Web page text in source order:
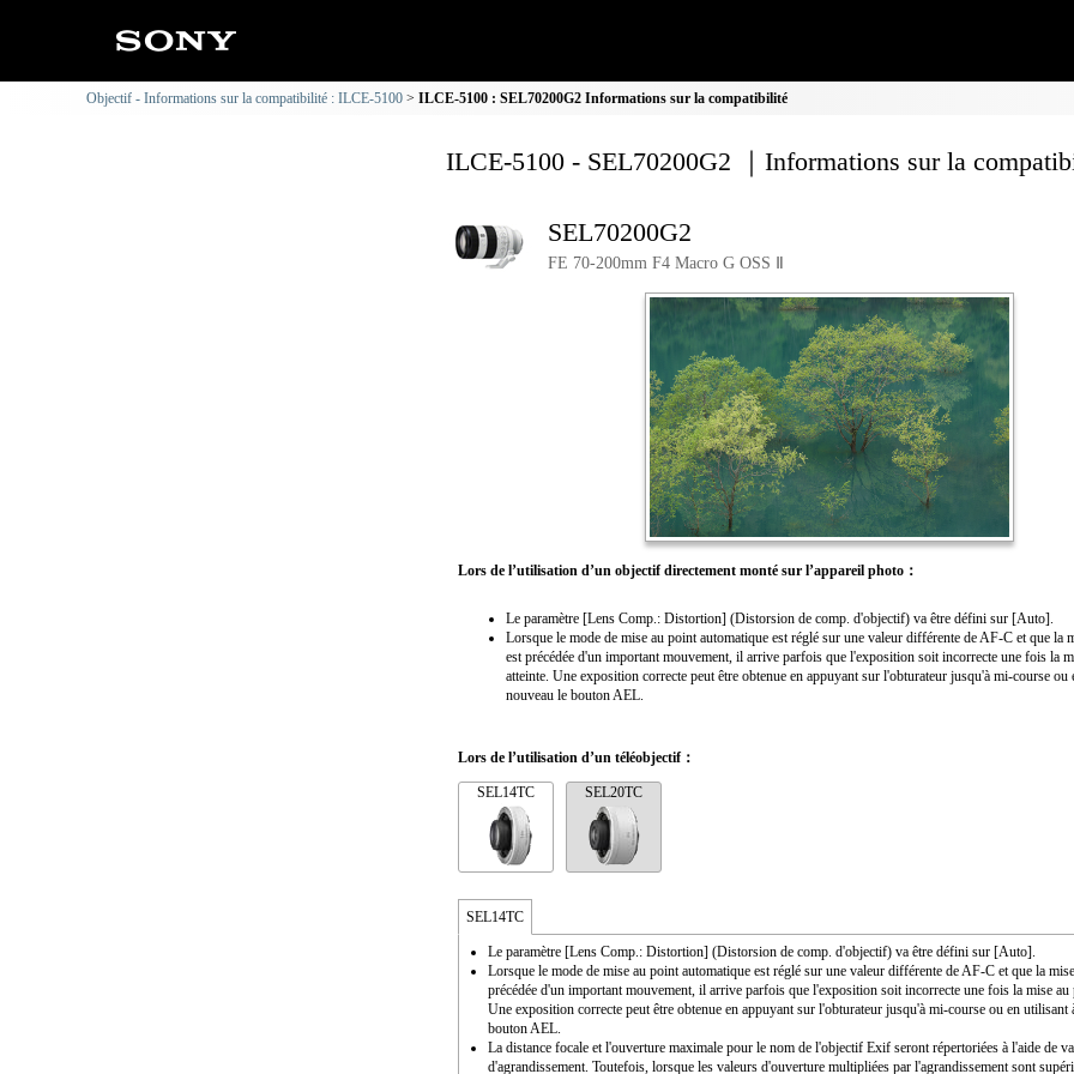
Objectif - Informations sur la compatibilité : ILCE-5100 ILCE-5100 : SEL70200G2 Informations sur la compatibilité
ILCE-5100 - SEL70200G2 ｜Informations sur la
SEL70200G2
FE 70-200mm F4 Macro G OSS Ⅱ
Lors de l’utilisation d’un objectif directement monté sur l’appareil photo：
Le paramètre [Lens Comp.: Distortion] (Distorsion de comp. d'objectif) va être défini sur [Auto].
Lorsque le mode de mise au point automatique est réglé sur une valeur différente de AF-C et que la
est précédée d'un important mouvement, il arrive parfois que l'exposition soit incorrecte une fois la
atteinte. Une exposition correcte peut être obtenue en appuyant sur l'obturateur jusqu'à mi-course ou
nouveau le bouton AEL.
Lors de l’utilisation d’un téléobjectif：
SEL14TC SEL20TC
SEL14TC
Le paramètre [Lens Comp.: Distortion] (Distorsion de comp. d'objectif) va être défini sur [Auto].
Lorsque le mode de mise au point automatique est réglé sur une valeur différente de AF-C et que la
précédée d'un important mouvement, il arrive parfois que l'exposition soit incorrecte une fois la mise au
Une exposition correcte peut être obtenue en appuyant sur l'obturateur jusqu'à mi-course ou en utilisant
bouton AEL.
La distance focale et l'ouverture maximale pour le nom de l'objectif Exif seront répertoriées à l'aide de
d'agrandissement. Toutefois, lorsque les valeurs d'ouverture multipliées par l'agrandissement sont